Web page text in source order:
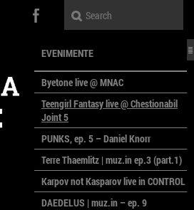
EVENIMENTE
Byetone live @ MNAC
Teengirl Fantasy live @ Chestionabil
Joint 5
PUNKS, ep. 5 – Daniel Knorr
Terre Thaemlitz | muz.in ep.3 (part.1)
Karpov not Kasparov live in CONTROL
DAEDELUS | muz.in – ep. 9